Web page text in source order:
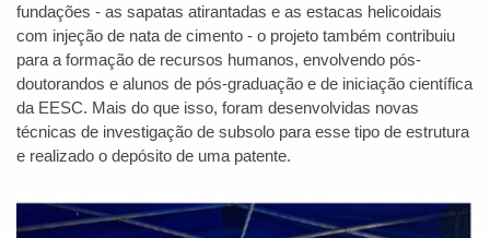
fundações - as sapatas atirantadas e as estacas helicoidais
com injeção de nata de cimento - o projeto também contribuiu
para a formação de recursos humanos, envolvendo pós-
doutorandos e alunos de pós-graduação e de iniciação científica
da EESC. Mais do que isso, foram desenvolvidas novas
técnicas de investigação de subsolo para esse tipo de estrutura
e realizado o depósito de uma patente.